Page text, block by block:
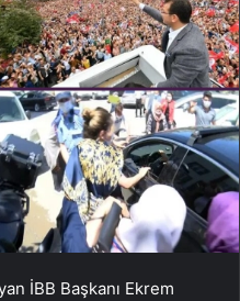
İBB Başkanı Ekrem